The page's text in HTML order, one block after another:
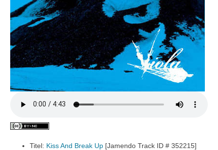
Titel: Kiss And Break Up [Jamendo Track ID # 352215]